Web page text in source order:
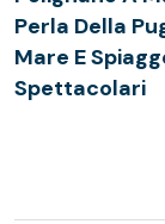
Perla Della
Mare E
Spettacolari